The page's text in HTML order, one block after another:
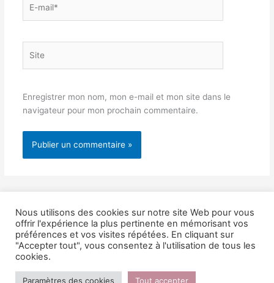
mail*
Enregistrer mon nom, mon e-mail et mon site dans le
navigateur pour mon prochain commentaire.
Copyright © 2026 Lucile POINSIGNON | Réalisé par
Nous utilisons des cookies sur notre site Web pour vous
offrir l'expérience la plus pertinente en mémorisant vos
préférences et vos visites répétées. En cliquant sur
"Accepter tout", vous consentez à l'utilisation de tous les
cookies.
Paramètres des cookies Tout accepter